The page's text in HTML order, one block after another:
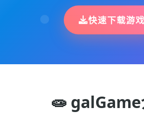
快速下载游戏
🧫